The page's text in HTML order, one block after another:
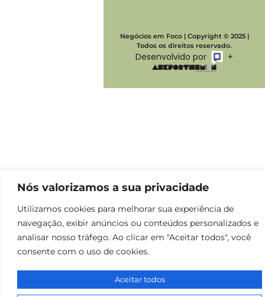
Nós valorizamos a sua privacidade
Utilizamos cookies para melhorar sua experiência de
navegação, exibir anúncios ou conteúdos personalizados e
analisar nosso tráfego. Ao clicar em "Aceitar todos", você
consente com o uso de cookies.
Aceitar todos
Negócios em Foco | Copyright © 2025 |
Todos os direitos reservado.
Desenvolvido por +